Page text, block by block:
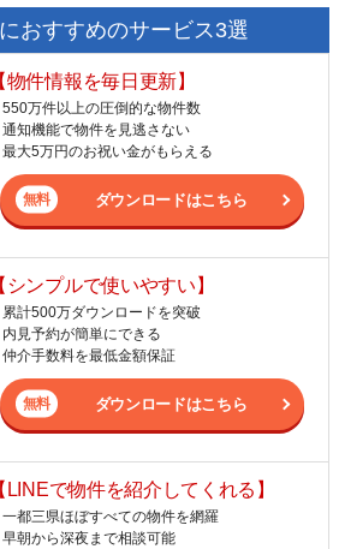
おすすめのサービス3選
物件情報を毎日更新】
550万件以上の圧倒的な物件数
通知機能で物件を見逃さない
最大5万円のお祝い金がもらえる
ダウンロードはこちら
シンプルで使いやすい】
累計500万ダウンロードを突破
内見予約が簡単にできる
仲介手数料を最低金額保証
ダウンロードはこちら
LINEで物件を紹介してくれる】
一都三県ほぼすべての物件を網羅
早朝から深夜まで相談可能